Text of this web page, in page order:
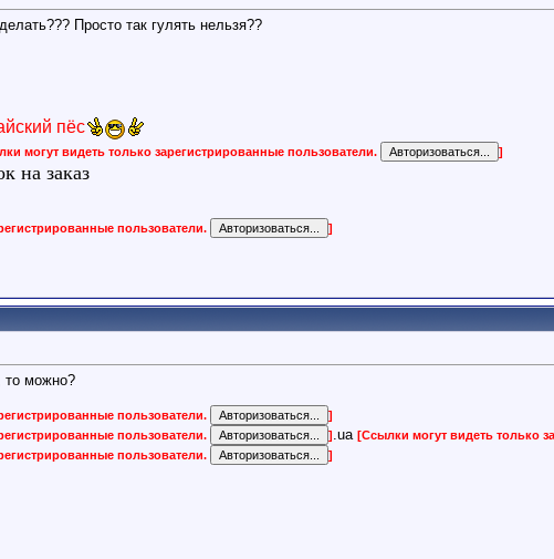
Просто так гулять нельзя??
пёс
могут видеть только зарегистрированные пользователи. ]
на заказ
пользователи. ]
то можно?
пользователи.
]
пользователи.
] .ua [Ссылки могут видеть только
пользователи.
]